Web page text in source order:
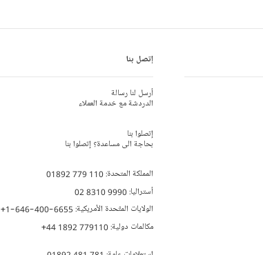
إتصل بنا
أرسل لنا رسالة
الدردشة مع خدمة العملاء
إتصلوا بنا
بحاجة الى مساعدة؟ إتصلوا بنا
المملكة المتحدة:01892 779 110
أستراليا:02 8310 9990
الولايات المتّحدة الأمريكية: +1-646-400-6655
مكالمات دولية:+44 1892 779110